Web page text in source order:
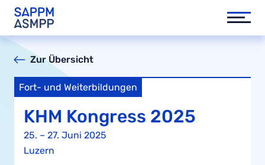
Zur Übersicht
Fort- und Weiterbildungen
KHM Kongress 2025
25. – 27. Juni 2025
Luzern